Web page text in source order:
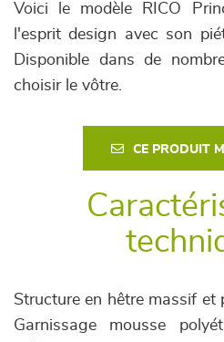
Voici le modèle RICO
l'esprit design avec son
Disponible dans de
choisir le vôtre.
CE PRODUIT
Structure en hêtre massif et
Garnissage mousse